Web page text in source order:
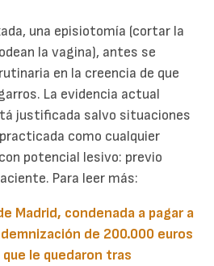
una episiotomía (cortar la
la vagina), antes se
en la creencia de que
La evidencia actual
justificada salvo situaciones
como cualquier
potencial lesivo: previo
Para leer más:
Madrid, condenada a pagar a
de 200.000 euros
le quedaron tras